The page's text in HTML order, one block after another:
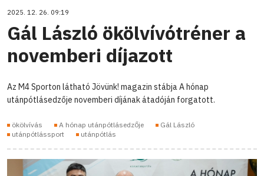
2025. 12. 26. 09:19
Gál László ökölvívótréner a
novemberi díjazott
Az M4 Sporton látható Jövünk! magazin stábja A hónap
utánpótlásedzője novemberi díjának átadóján forgatott.
ökölvívás A hónap utánpótlásedzője
Gál László
utánpótlássport
utánpótlás